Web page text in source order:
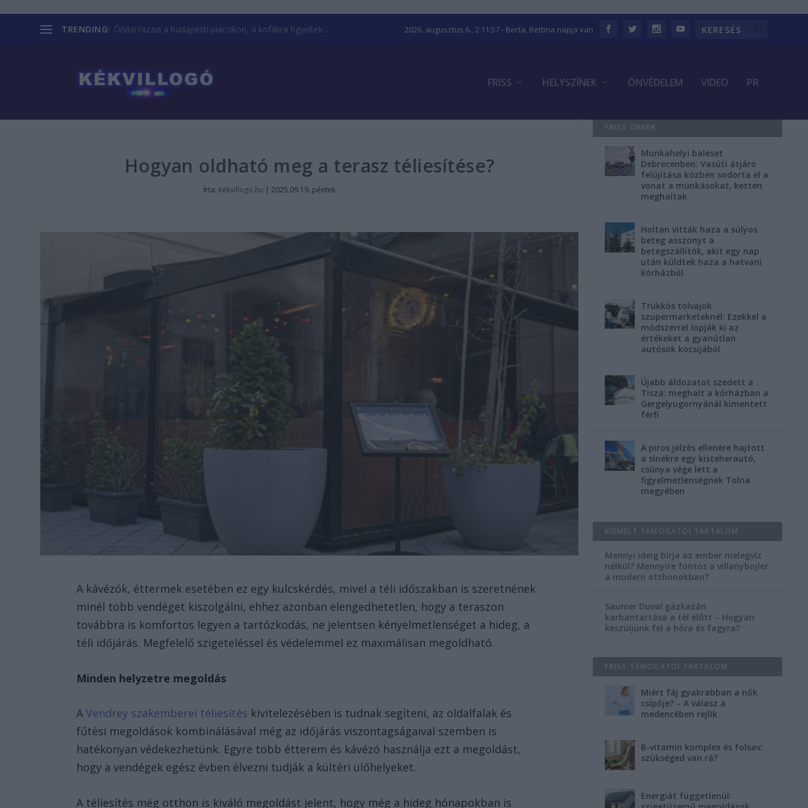
TRENDING: Óriási razzia a budapesti piacokon, a kofákra figyeltek... 2026. augusztus 6., 2:11:58- Berta, Bettina napja van
FRISS HELYSZÍNEK ÖNVÉDELEM VIDEO PR
Hogyan oldható meg a terasz téliesítése?
Írta: Kékvillogo.hu |2025.09.19. péntek
A kávézók, éttermek esetében ez egy kulcskérdés, mivel a téli időszakban is szeretnének
minél több vendéget kiszolgálni, ehhez azonban elengedhetetlen, hogy a teraszon
továbbra is komfortos legyen a tartózkodás, ne jelentsen kényelmetlenséget a hideg, a
téli időjárás. Megfelelő szigeteléssel és védelemmel ez maximálisan megoldható.
Minden helyzetre megoldás
AVendrey szakemberei téliesítés kivitelezésében is tudnak segíteni, az oldalfalak és
fűtési megoldások kombinálásával még az időjárás viszontagságaival szemben is
hatékonyan védekezhetünk. Egyre több étterem és kávézó használja ezt a megoldást,
hogy a vendégek egész évben élvezni tudják a kültéri ülőhelyeket.
A téliesítés még otthon is kiváló megoldást jelent, hogy még a hideg hónapokban is
FRISS CIKKEK
Munkahelyi baleset
Debrecenben: Vasúti átjáró
felújítása közben sodorta el a
vonat a munkásokat, ketten
meghaltak
Holtan vitták haza a súlyos
beteg asszonyt a
betegszállítók, akit egy nap
után küldtek haza a hatvani
kórházból
Trükkös tolvajok
szupermarketeknél: Ezekkel a
módszerrel lopják ki az
értékeket a gyanútlan
autósok kocsijából
Újabb áldozatot szedett a
Tisza: meghalt a kórházban a
Gergelyugornyánál kimentett
férfi
A piros jelzés ellenére hajtott
a sínekre egy kisteherautó,
csúnya vége lett a
figyelmetlenségnek Tolna
megyében
KIEMELT TÁMOGATÓI TARTALOM
Mennyi ideig bírja az ember melegvíz
nélkül? Mennyire fontos a villanybojler
a modern otthonokban?
Saunier Duval gázkazán
karbantartása a tél előtt – Hogyan
készüljünk fel a hóra és fagyra?
FRISS TÁMOGATÓI TARTALOM
Miért fáj gyakrabban a nők
csípője? – A válasz a
medencében rejlik
B-vitamin komplex és folsav:
szükséged van rá?
Energiát függetlenül: